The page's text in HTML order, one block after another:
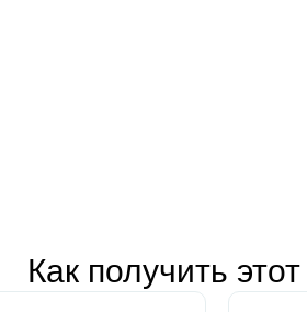
Как получить